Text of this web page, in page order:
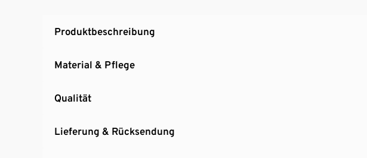
Produktbeschreibung
Material & Pflege
Qualität
Lieferung & Rücksendung